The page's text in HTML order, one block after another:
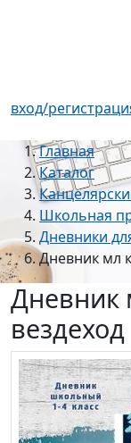
вход/
Главная
Каталог
Школьная
Дневники
Дневник мл
Дневник
вездеход